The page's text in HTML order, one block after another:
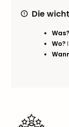
Die
Was?
Wo?